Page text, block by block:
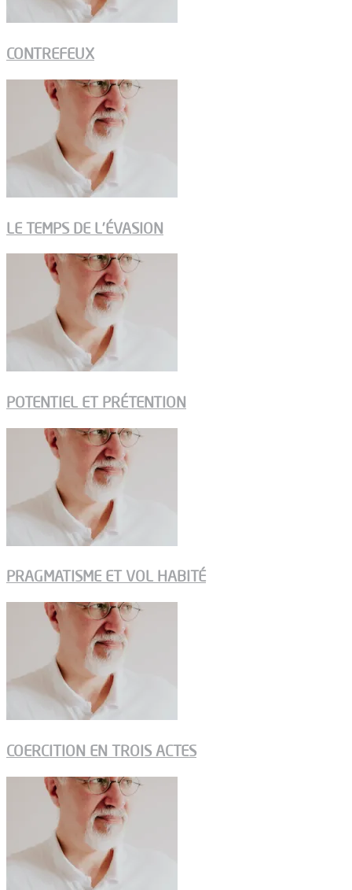
CONTREFEUX
LE TEMPS DE L’ÉVASION
POTENTIEL ET PRÉTENTION
PRAGMATISME ET VOL HABITÉ
COERCITION EN TROIS ACTES